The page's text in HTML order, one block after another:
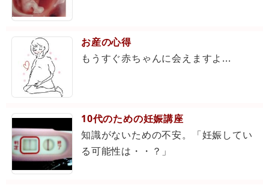
お産の心得
もうすぐ赤ちゃんに会えますよ...
10代のための妊娠講座
知識がないための不安。「妊娠してい
る可能性は・・？」